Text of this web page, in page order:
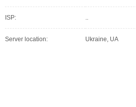
ISP: ..
Server location: Ukraine, UA